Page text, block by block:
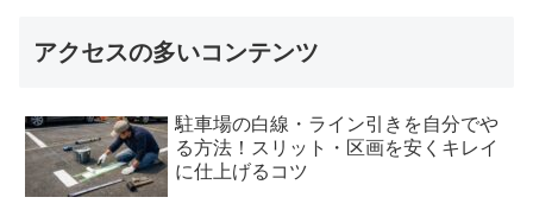
アクセスの多いコンテンツ
駐車場の白線・ライン引きを自分でや
る方法！スリット・区画を安くキレイ
に仕上げるコツ